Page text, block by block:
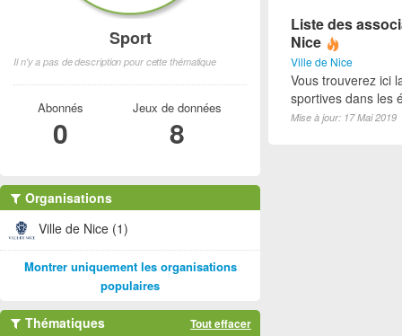
Liste des
Nice
Ville de Nice
Vous trouverez ici
sportives dans les
Mise à jour: 17 Mai 2019
Sport
Il n'y a pas de description pour cette thématique
Abonnés
0
Jeux de données
8
Organisations
Ville de Nice (1)
Montrer uniquement les organisations
populaires
Thématiques Tout effacer